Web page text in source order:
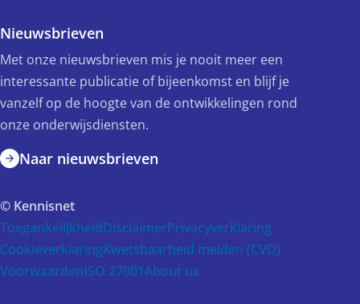
Nieuwsbrieven
Met onze nieuwsbrieven mis je nooit meer een
interessante publicatie of bijeenkomst en blijf je
vanzelf op de hoogte van de ontwikkelingen rond
onze onderwijsdiensten.
Naar nieuwsbrieven
© Kennisnet
ToegankelijkheidDisclaimerPrivacyverklaring
CookieverklaringKwetsbaarheid melden (CVD)
VoorwaardenISO 27001About us